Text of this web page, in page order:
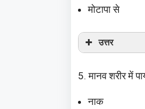
मोटापा से
उत्तर
5. मानव शरीर में
नाक